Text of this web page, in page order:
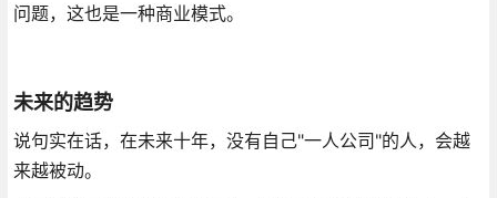
问题，这也是一种商业模式。
未来的趋势
说句实在话，在未来十年，没有自己"一人公司"的人，会越
来越被动。